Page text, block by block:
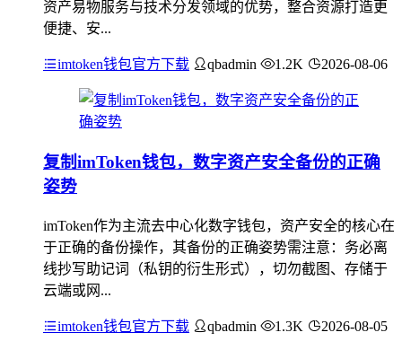
资产易物服务与技术分发领域的优势，整合资源打造更
便捷、安...
imtoken钱包官方下载 qbadmin 1.2K 2026-08-06
复制imToken钱包，数字资产安全备份的正确
姿势
imToken作为主流去中心化数字钱包，资产安全的核心在
于正确的备份操作，其备份的正确姿势需注意：务必离
线抄写助记词（私钥的衍生形式），切勿截图、存储于
云端或网...
imtoken钱包官方下载 qbadmin 1.3K 2026-08-05